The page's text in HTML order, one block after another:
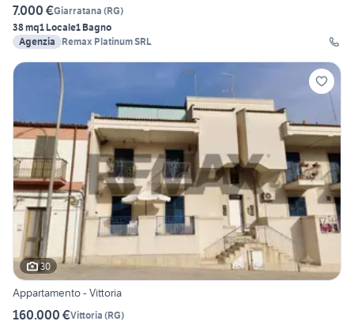
7.000 €Giarratana (RG)
38 mq1 Locale1 Bagno
Agenzia
Remax Platinum SRL
30
Appartamento - Vittoria
160.000 €Vittoria (RG)